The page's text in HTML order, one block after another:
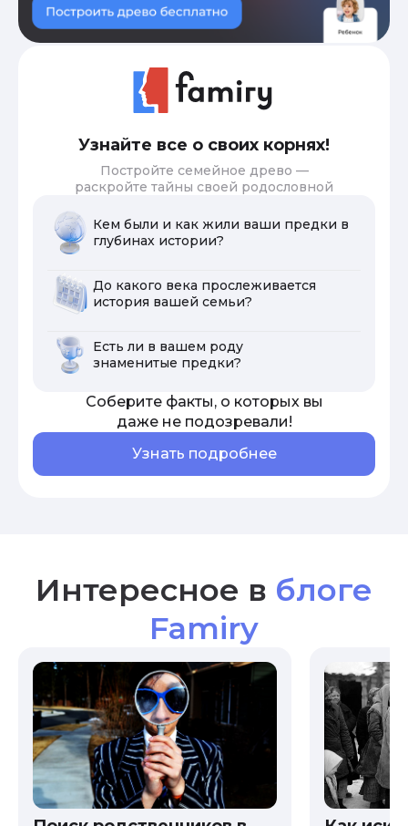
Узнайте все о своих корнях!
Постройте семейное древо —
раскройте тайны своей родословной
Кем были и как жили ваши предки в
глубинах истории?
До какого века прослеживается
история вашей семьи?
Есть ли в вашем роду
знаменитые предки?
Соберите факты, о которых вы
даже не подозревали!
Узнать подробнее
Интересное в блоге
Famiry